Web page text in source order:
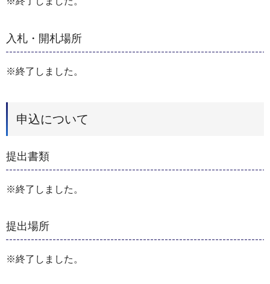
入札・開札場所
※終了しました。
申込について
提出書類
※終了しました。
提出場所
※終了しました。